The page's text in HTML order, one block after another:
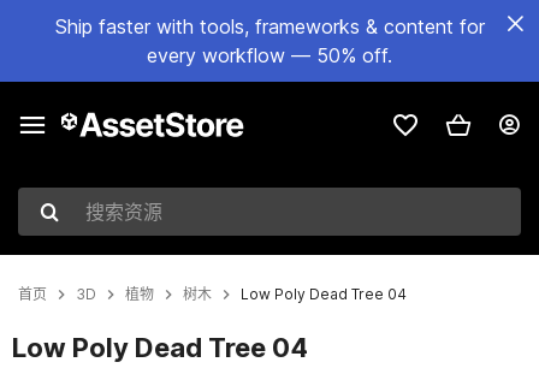
Ship faster with tools, frameworks & content for
every workflow — 50% off.
搜索资源
首页 3D 植物 树木 Low Poly Dead Tree 04
Low Poly Dead Tree 04